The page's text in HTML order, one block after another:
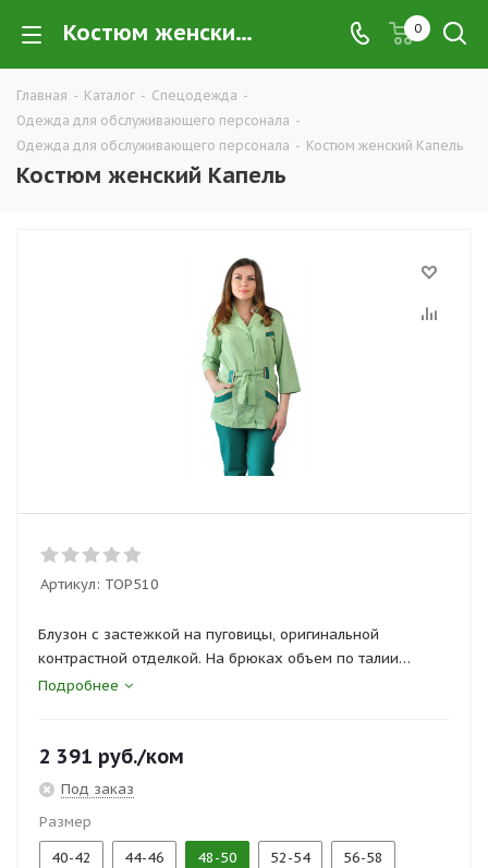
Костюм женский Капель купить в Екатеринбурге по низким ценам оптом — интернет-магазин рабочей одежды для обслуживающего персонала в розницу компании ТД УРАЛСИЗ 0
Главная - Каталог - Спецодежда -
Одежда для обслуживающего персонала -
Одежда для обслуживающего персонала - Костюм женский Капель
Костюм женский Капель
Артикул: ТОР510
Блузон с застежкой на пуговицы, оригинальной
контрастной отделкой. На брюках объем по талии
регулируется эластичной лентой.
ТР ТС 019/2011, ГОСТ 25294-2003
Подробнее
2 391 руб./ком
Под заказ
Размер
40-42
44-46 48-50 52-54 56-58